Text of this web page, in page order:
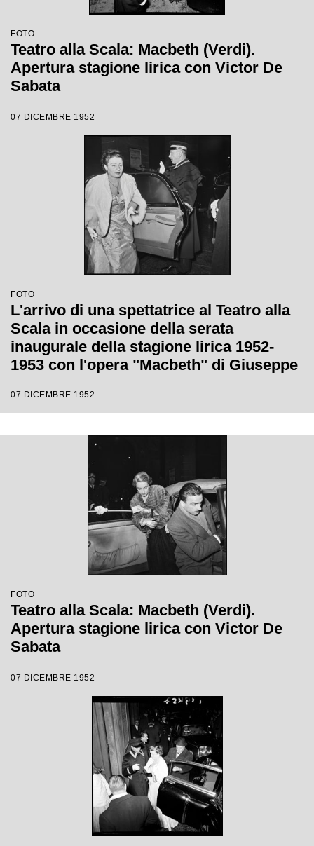
FOTO
Teatro alla Scala: Macbeth (Verdi).
Apertura stagione lirica con Victor De
Sabata
07 DICEMBRE 1952
FOTO
L'arrivo di una spettatrice al Teatro alla
Scala in occasione della serata
inaugurale della stagione lirica 1952-
1953 con l'opera "Macbeth" di Giuseppe
regia di Carl Ebert
07 DICEMBRE 1952
FOTO
Teatro alla Scala: Macbeth (Verdi).
Apertura stagione lirica con Victor De
Sabata
07 DICEMBRE 1952